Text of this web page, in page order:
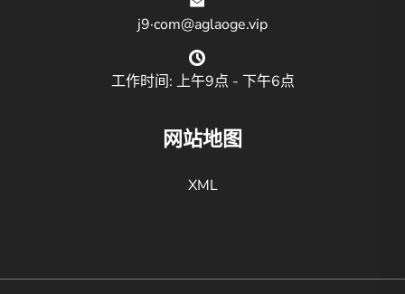
j9·com@aglaoge.vip
工作时间: 上午9点 - 下午6点
网站地图
XML